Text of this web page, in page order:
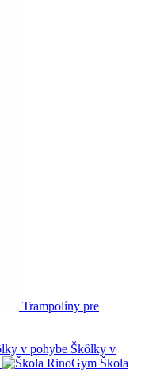
Trampolíny pre
Škôlky v
Škola